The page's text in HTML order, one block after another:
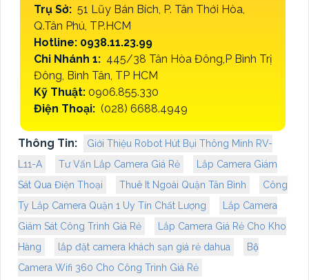
Trụ Sở: 51 Lũy Bán Bích, P. Tân Thới Hòa,
Q.Tân Phú, TP.HCM
Hotline: 0938.11.23.99
Chi Nhánh 1: 445/38 Tân Hòa Đông,P Bình Trị
Đông, Bình Tân, TP HCM
Kỹ Thuật: 0906.855.330
Điện Thoại: (028) 6688.4949
Thông Tin:
Giới Thiệu Robot Hút Bụi Thông Minh RV-
L11-A
Tư Vấn Lắp Camera Giá Rẻ
Lắp Camera Giám
Sát Qua Điện Thoại
Thuê It Ngoài Quận Tân Bình
Công
Ty Lắp Camera Quận 1 Uy Tín Chất Lượng
Lắp Camera
Giám Sát Công Trình Giá Rẻ
Lắp Camera Giá Rẻ Cho Kho
Hàng
lắp đặt camera khách sạn giá rẻ dahua
Bộ
Camera Wifi 360 Cho Công Trình Giá Rẻ